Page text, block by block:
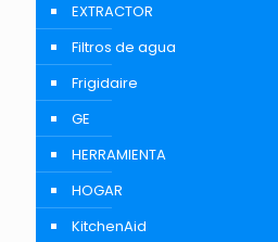
EXTRACTOR
Filtros de agua
Frigidaire
GE
HERRAMIENTA
HOGAR
KitchenAid